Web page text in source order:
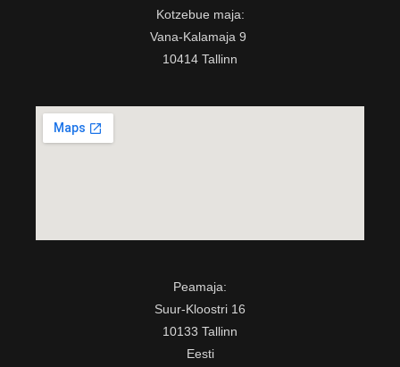
Kotzebue maja:
Vana-Kalamaja 9
10414 Tallinn
Peamaja:
Suur-Kloostri 16
10133 Tallinn
Eesti